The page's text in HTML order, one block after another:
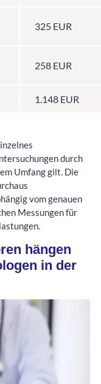
325 EUR
258 EUR
1.148 EUR
durch
Umfang gilt. Die
vom genauen
Messungen für
hängen
in der